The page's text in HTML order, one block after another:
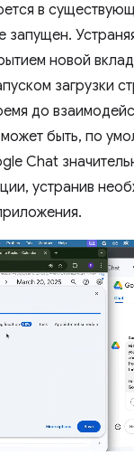
в
запущен.
новой
загрузки
до
быть, по
Chat
устранив